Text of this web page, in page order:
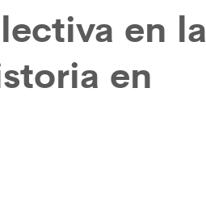
en la
en